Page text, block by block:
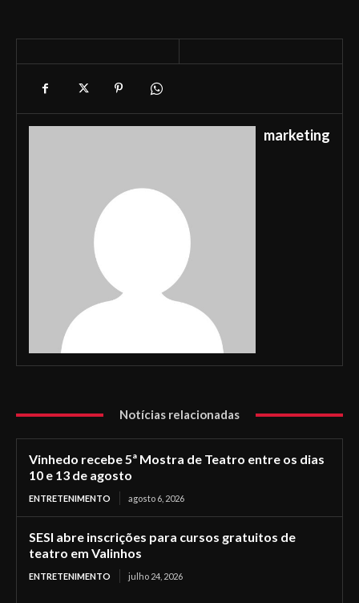
marketing
Notícias relacionadas
Vinhedo recebe 5ª Mostra de Teatro entre os dias
10 e 13 de agosto
ENTRETENIMENTO agosto 6, 2026
SESI abre inscrições para cursos gratuitos de
teatro em Valinhos
ENTRETENIMENTO julho 24, 2026